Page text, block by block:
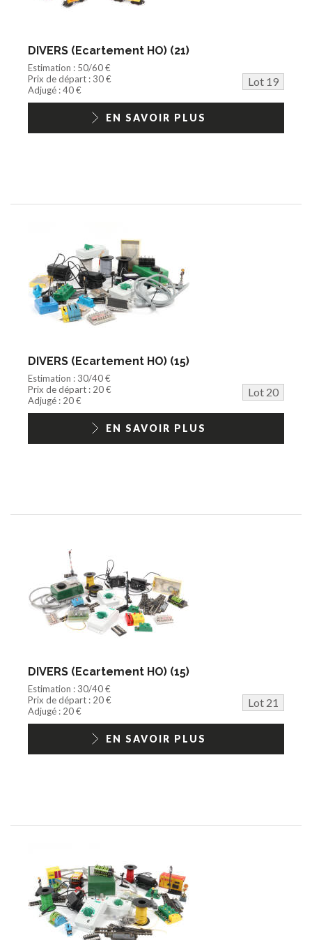
DIVERS (Ecartement HO) (21)
Estimation : 50/60 €
Prix de départ : 30 €
Lot 19
Adjugé : 40 €
EN SAVOIR PLUS
DIVERS (Ecartement HO) (15)
Estimation : 30/40 €
Prix de départ : 20 €
Lot 20
Adjugé : 20 €
EN SAVOIR PLUS
DIVERS (Ecartement HO) (15)
Estimation : 30/40 €
Prix de départ : 20 €
Lot 21
Adjugé : 20 €
EN SAVOIR PLUS